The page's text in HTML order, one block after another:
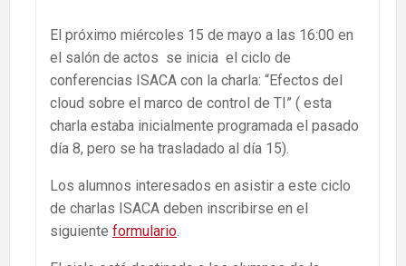
El próximo miércoles 15 de mayo a las 16:00 en
el salón de actos se inicia el ciclo de
conferencias ISACA con la charla: “Efectos del
cloud sobre el marco de control de TI” ( esta
charla estaba inicialmente programada el pasado
día 8, pero se ha trasladado al día 15).
Los alumnos interesados en asistir a este ciclo
de charlas ISACA deben inscribirse en el
siguiente formulario.